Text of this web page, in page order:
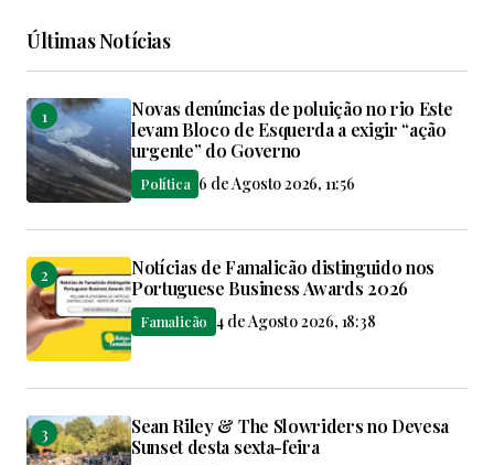
Últimas Notícias
Novas denúncias de poluição no rio Este
levam Bloco de Esquerda a exigir “ação
urgente” do Governo
Política 6 de Agosto 2026, 11:56
Notícias de Famalicão distinguido nos
Portuguese Business Awards 2026
Famalicão 4 de Agosto 2026, 18:38
Sean Riley & The Slowriders no Devesa
Sunset desta sexta-feira